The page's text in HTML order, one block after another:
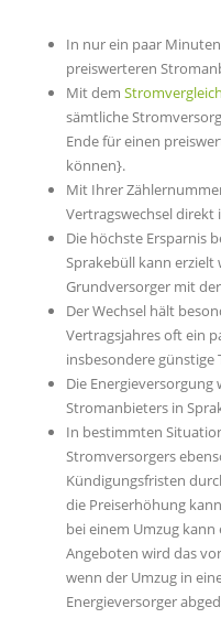
In nur ein paar
preiswerteren
Mit dem Stromvergleich
sämtliche
Ende für einen
können}.
Mit Ihrer
Vertragswechsel
Die höchste Ersparnis
Sprakebüll kann
Grundversorger mit
Der Wechsel hält
Vertragsjahres oft ein
insbesondere günstige
Die Energieversorgung
Stromanbieters in
In bestimmten
Stromversorgers
Kündigungsfristen
die Preiserhöhung
bei einem Umzug
Angeboten wird das
wenn der Umzug in
Energieversorger